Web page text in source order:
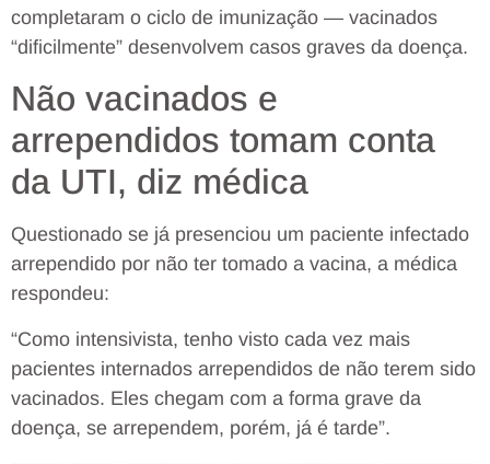
completaram o ciclo de imunização — vacinados
“dificilmente” desenvolvem casos graves da doença.
Não vacinados e
arrependidos tomam conta
da UTI, diz médica
Questionado se já presenciou um paciente infectado
arrependido por não ter tomado a vacina, a médica
respondeu:
“Como intensivista, tenho visto cada vez mais
pacientes internados arrependidos de não terem sido
vacinados. Eles chegam com a forma grave da
doença, se arrependem, porém, já é tarde”.